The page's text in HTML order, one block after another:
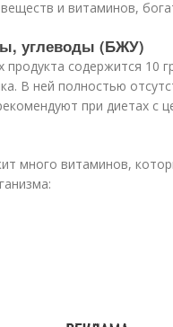
и витаминов,
углеводы (БЖУ)
продукта содержится 10
В ней полностью
при диетах с
много витаминов,